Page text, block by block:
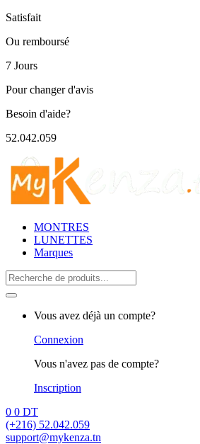
Satisfait
Ou remboursé
7 Jours
Pour changer d'avis
Besoin d'aide?
52.042.059
MONTRES
LUNETTES
Marques
Search
for:
Vous avez déjà un compte?
Connexion
Vous n'avez pas de compte?
Inscription
0 0 DT
(+216) 52.042.059
support@mykenza.tn